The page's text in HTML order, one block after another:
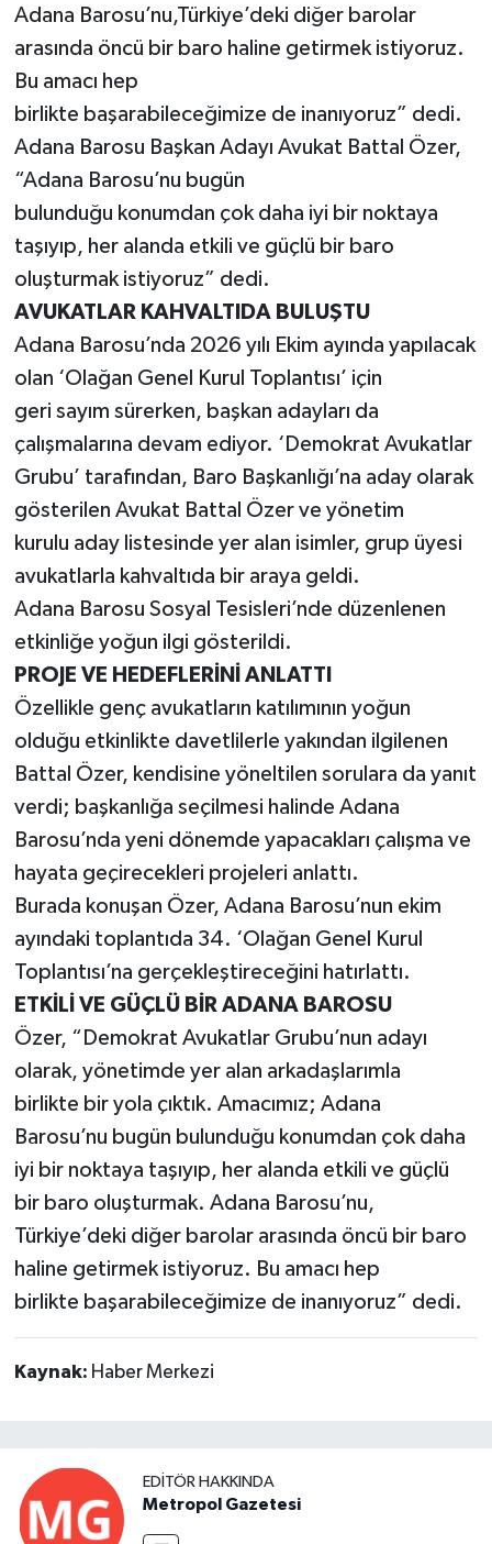
Adana Barosu’nu,Türkiye’deki diğer barolar
arasında öncü bir baro haline getirmek istiyoruz.
Bu amacı hep
birlikte başarabileceğimize de inanıyoruz” dedi.
Adana Barosu Başkan Adayı Avukat Battal Özer,
“Adana Barosu’nu bugün
bulunduğu konumdan çok daha iyi bir noktaya
taşıyıp, her alanda etkili ve güçlü bir baro
oluşturmak istiyoruz” dedi.
AVUKATLAR KAHVALTIDA BULUŞTU
Adana Barosu’nda 2026 yılı Ekim ayında yapılacak
olan ‘Olağan Genel Kurul Toplantısı’ için
geri sayım sürerken, başkan adayları da
çalışmalarına devam ediyor. ‘Demokrat Avukatlar
Grubu’ tarafından, Baro Başkanlığı’na aday olarak
gösterilen Avukat Battal Özer ve yönetim
kurulu aday listesinde yer alan isimler, grup üyesi
avukatlarla kahvaltıda bir araya geldi.
Adana Barosu Sosyal Tesisleri’nde düzenlenen
etkinliğe yoğun ilgi gösterildi.
PROJE VE HEDEFLERİNİ ANLATTI
Özellikle genç avukatların katılımının yoğun
olduğu etkinlikte davetlilerle yakından ilgilenen
Battal Özer, kendisine yöneltilen sorulara da yanıt
verdi; başkanlığa seçilmesi halinde Adana
Barosu’nda yeni dönemde yapacakları çalışma ve
hayata geçirecekleri projeleri anlattı.
Burada konuşan Özer, Adana Barosu’nun ekim
ayındaki toplantıda 34. ‘Olağan Genel Kurul
Toplantısı’na gerçekleştireceğini hatırlattı.
ETKİLİ VE GÜÇLÜ BİR ADANA BAROSU
Özer, “Demokrat Avukatlar Grubu’nun adayı
olarak, yönetimde yer alan arkadaşlarımla
birlikte bir yola çıktık. Amacımız; Adana
Barosu’nu bugün bulunduğu konumdan çok daha
iyi bir noktaya taşıyıp, her alanda etkili ve güçlü
bir baro oluşturmak. Adana Barosu’nu,
Türkiye’deki diğer barolar arasında öncü bir baro
haline getirmek istiyoruz. Bu amacı hep
birlikte başarabileceğimize de inanıyoruz” dedi.
Kaynak: Haber Merkezi
EDITÖR HAKKINDA
Metropol Gazetesi